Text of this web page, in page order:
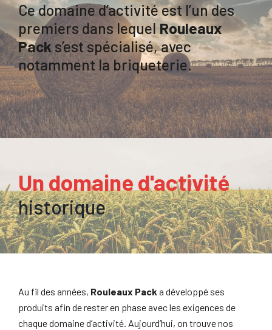
Ce domaine d’activité est l’un des
premiers dans lequel Rouleaux
Packs’est spécialisé, avec
notamment la briqueterie.
Un domaine d'activité
historique
Au fil des années, Rouleaux Pack a développé ses
produits afin de rester en phase avec les exigences de
chaque domaine d’activité. Aujourd’hui, on trouve nos